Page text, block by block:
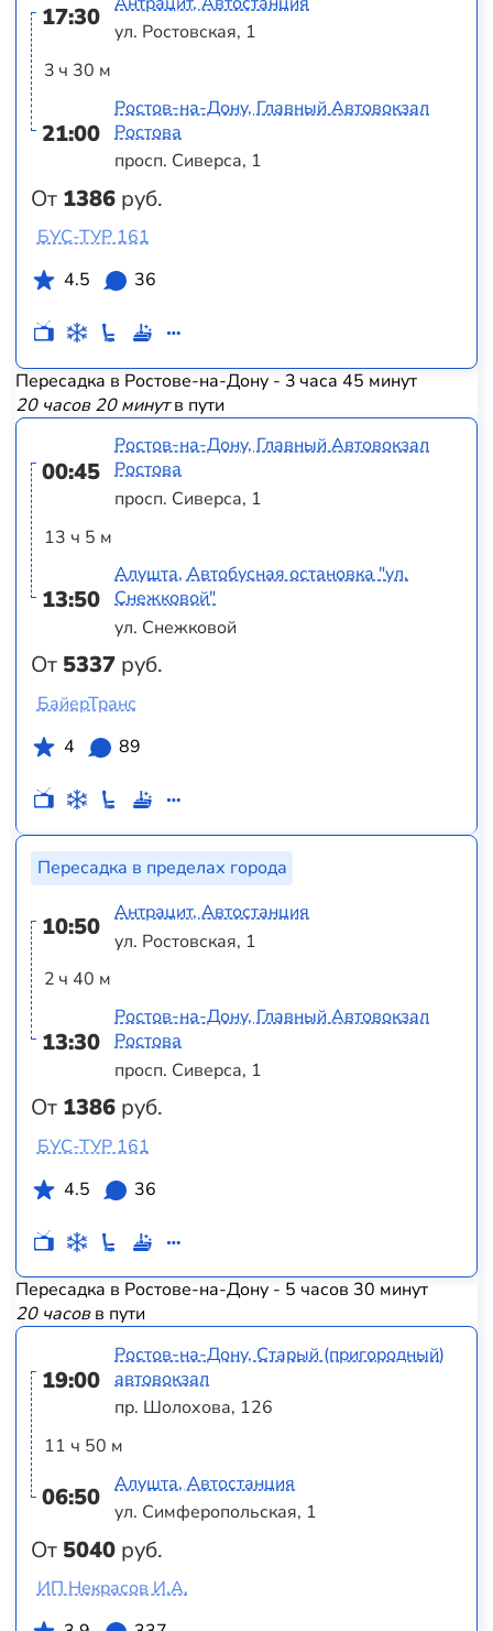
17:30
3 ч 30 м
21:00
От 1386 руб.
ул. Ростовская, 1
Ростов-на-Дону, Главный Автовокзал
Ростова
просп. Сиверса, 1
БУС-ТУР 161
4.5
36
Пересадка в Ростове-на-Дону - 3 часа 45 минут
20 часов 20 минутв пути
00:45
13 ч 5 м
13:50
От 5337 руб.
Ростов-на-Дону, Главный Автовокзал
Ростова
просп. Сиверса, 1
Алушта, Автобусная остановка "ул.
Снежковой"
ул. Снежковой
БайерТранс
4
89
Пересадка в пределах города
10:50
2 ч 40 м
13:30
От 1386 руб.
Антрацит, Автостанция
ул. Ростовская, 1
Ростов-на-Дону, Главный Автовокзал
Ростова
просп. Сиверса, 1
БУС-ТУР 161
4.5
36
Пересадка в Ростове-на-Дону - 5 часов 30 минут
20 часовв пути
19:00
11 ч 50 м
06:50
От 5040 руб.
Ростов-на-Дону, Старый (пригородный)
автовокзал
пр. Шолохова, 126
Алушта, Автостанция
ул. Симферопольская, 1
ИП Некрасов И.А.